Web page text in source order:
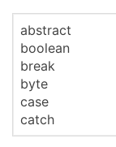
abstract
boolean
break
byte
case
catch